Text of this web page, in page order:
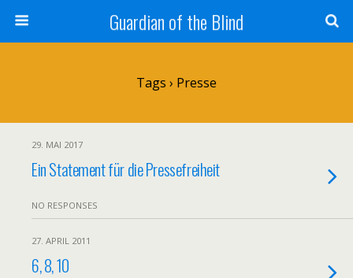
Guardian of the Blind
Tags › Presse
29. MAI 2017
Ein Statement für die Pressefreiheit
NO RESPONSES
27. APRIL 2011
6, 8, 10